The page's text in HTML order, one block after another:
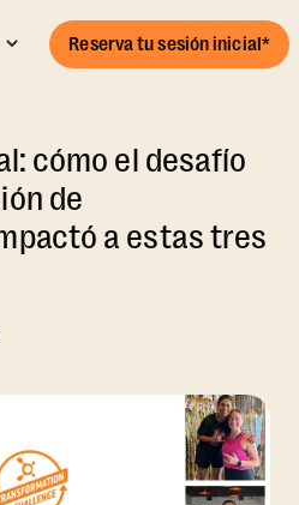
Reserva tu sesión inicial*
cómo el desafío
de
a estas tres